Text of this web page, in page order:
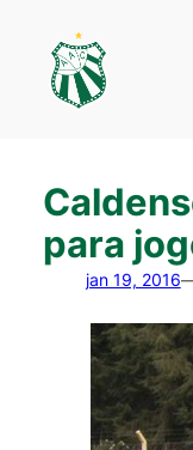
conteúdo
para
jan 19, 2016